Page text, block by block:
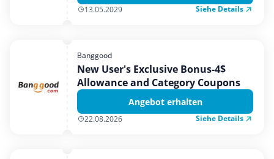
13.05.2029 Siehe Details
Banggood
New User's Exclusive Bonus-4$
Allowance and Category Coupons
Angebot erhalten
22.08.2026 Siehe Details